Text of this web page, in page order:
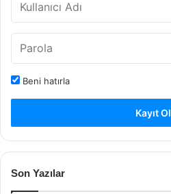
Beni hatırla
Kayıt Ol
Son Yazılar